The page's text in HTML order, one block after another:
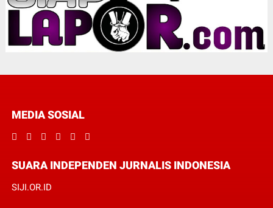
MEDIA SOSIAL
SUARA INDEPENDEN JURNALIS INDONESIA
SIJI.OR.ID